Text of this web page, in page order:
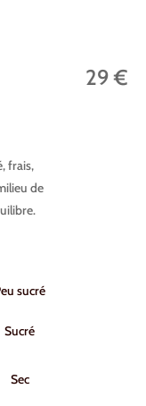
29 €
frais,
de
sucré
Sucré
Sec